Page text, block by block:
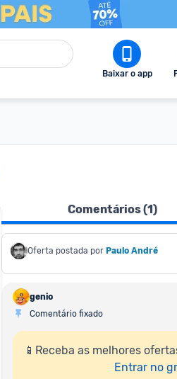
Baixar o app
Comentários (1)
Oferta postada por Paulo André
genio
Comentário fixado
📱Receba as melhores
Entrar no